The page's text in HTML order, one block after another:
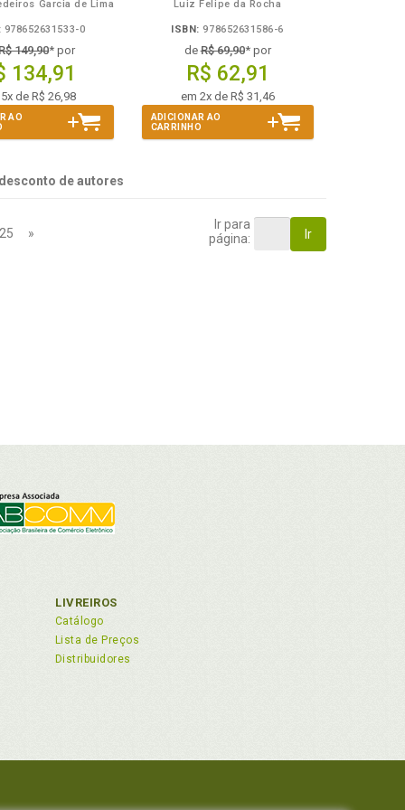
Garcia de Lima
978652631533-0
149,90* por
134,91
de R$ 26,98
AO
Luiz Felipe da Rocha
ISBN: 978652631586-6
deR$ 69,90* por
R$ 62,91
em 2x de R$ 31,46
ADICIONAR AO
CARRINHO
desconto de autores
25 »
Ir para
página:
Ir
LIVREIROS
Catálogo
Lista de Preços
Distribuidores